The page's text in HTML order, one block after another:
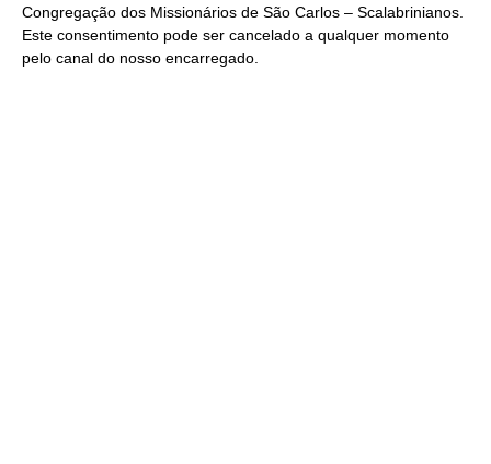
Congregação dos Missionários de São Carlos – Scalabrinianos.
Este consentimento pode ser cancelado a qualquer momento
pelo canal do nosso encarregado.